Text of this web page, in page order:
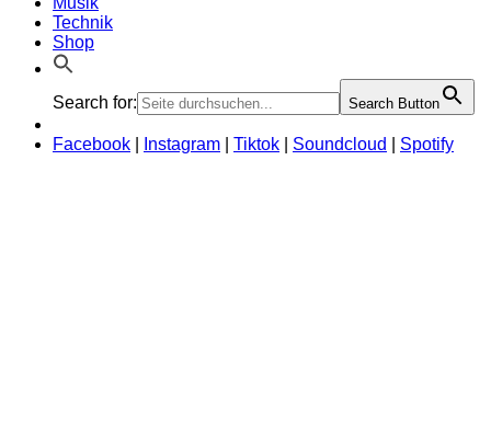
Technik
Shop
Search for: Search Button
Facebook Instagram Tiktok Soundcloud Spotify